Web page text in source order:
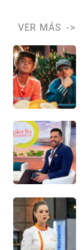
VER MÁS